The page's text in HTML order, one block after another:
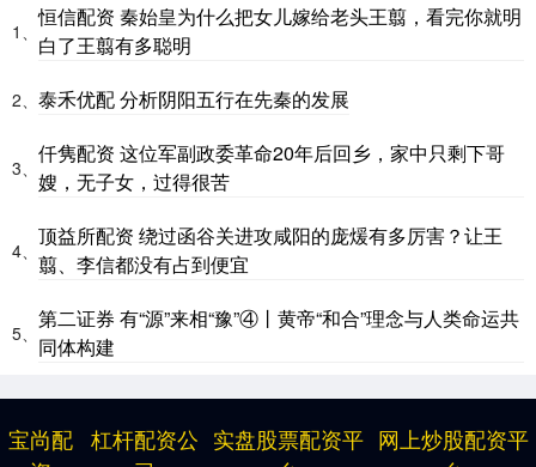
1、
恒信配资 秦始皇为什么把女儿嫁给老头王翦，看完你就明
白了王翦有多聪明
2、 泰禾优配 分析阴阳五行在先秦的发展
3、
仟隽配资 这位军副政委革命20年后回乡，家中只剩下哥
嫂，无子女，过得很苦
4、
顶益所配资 绕过函谷关进攻咸阳的庞煖有多厉害？让王
翦、李信都没有占到便宜
5、
第二证券 有“源”来相“豫”④丨黄帝“和合”理念与人类命运共
同体构建
宝尚配 杠杆配资公 实盘股票配资平 网上炒股配资平